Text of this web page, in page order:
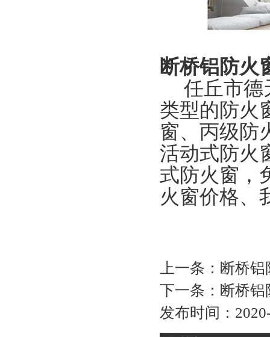
断桥铝防火
任丘市德
类型的防火
窗、丙级防
活动式防火
式防火窗，
火窗价格、
上一条： 断桥
下一条： 断桥
发布时间：